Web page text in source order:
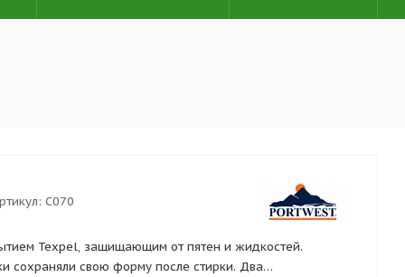
C070
Texpel, защищающим от пятен и жидкостей.
сохраняли свою форму после стирки. Два